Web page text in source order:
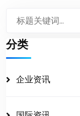
分类
企业资讯